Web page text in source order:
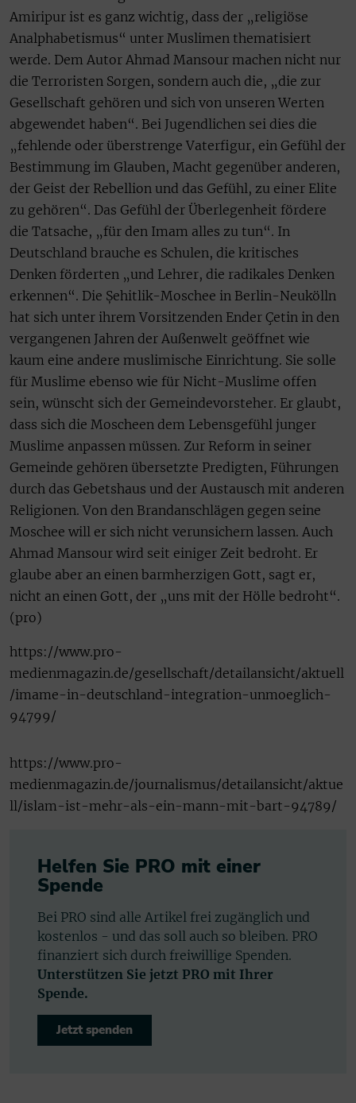
Amiripur ist es ganz wichtig, dass der „religiöse
Analphabetismus“ unter Muslimen thematisiert
werde. Dem Autor Ahmad Mansour machen nicht nur
die Terroristen Sorgen, sondern auch die, „die zur
Gesellschaft gehören und sich von unseren Werten
abgewendet haben“. Bei Jugendlichen sei dies die
„fehlende oder überstrenge Vaterfigur, ein Gefühl der
Bestimmung im Glauben, Macht gegenüber anderen,
der Geist der Rebellion und das Gefühl, zu einer Elite
zu gehören“. Das Gefühl der Überlegenheit fördere
die Tatsache, „für den Imam alles zu tun“. In
Deutschland brauche es Schulen, die kritisches
Denken förderten „und Lehrer, die radikales Denken
erkennen“. Die Șehitlik-Moschee in Berlin-Neukölln
hat sich unter ihrem Vorsitzenden Ender Çetin in den
vergangenen Jahren der Außenwelt geöffnet wie
kaum eine andere muslimische Einrichtung. Sie solle
für Muslime ebenso wie für Nicht-Muslime offen
sein, wünscht sich der Gemeindevorsteher. Er glaubt,
dass sich die Moscheen dem Lebensgefühl junger
Muslime anpassen müssen. Zur Reform in seiner
Gemeinde gehören übersetzte Predigten, Führungen
durch das Gebetshaus und der Austausch mit anderen
Religionen. Von den Brandanschlägen gegen seine
Moschee will er sich nicht verunsichern lassen. Auch
Ahmad Mansour wird seit einiger Zeit bedroht. Er
glaube aber an einen barmherzigen Gott, sagt er,
nicht an einen Gott, der „uns mit der Hölle bedroht“.
(pro)
https://www.pro-
medienmagazin.de/gesellschaft/detailansicht/aktuell
/imame-in-deutschland-integration-unmoeglich-
94799/
https://www.pro-
medienmagazin.de/journalismus/detailansicht/aktue
ll/islam-ist-mehr-als-ein-mann-mit-bart-94789/
Helfen Sie PRO mit einer
Spende
Bei PRO sind alle Artikel frei zugänglich und
kostenlos - und das soll auch so bleiben. PRO
finanziert sich durch freiwillige Spenden.
Unterstützen Sie jetzt PRO mit Ihrer
Spende.
Jetzt spenden